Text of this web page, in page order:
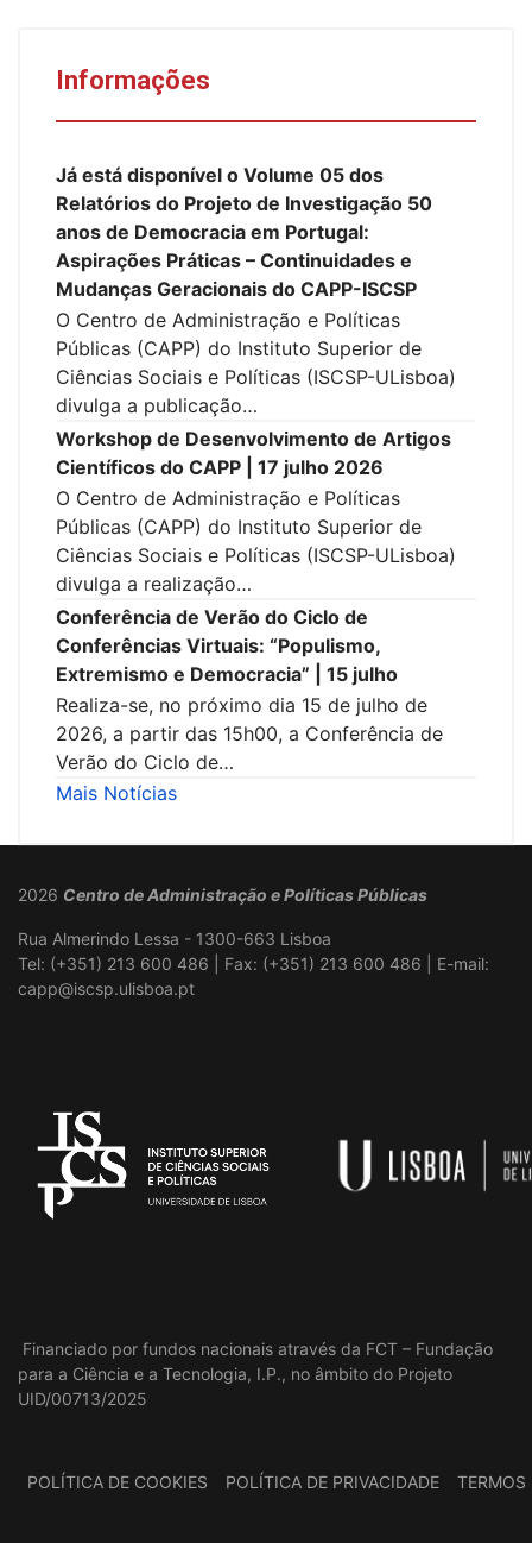
Informações
Já está disponível o Volume 05 dos
Relatórios do Projeto de Investigação 50
anos de Democracia em Portugal:
Aspirações Práticas – Continuidades e
Mudanças Geracionais do CAPP-ISCSP
O Centro de Administração e Políticas
Públicas (CAPP) do Instituto Superior de
Ciências Sociais e Políticas (ISCSP-ULisboa)
divulga a publicação…
Workshop de Desenvolvimento de Artigos
Científicos do CAPP | 17 julho 2026
O Centro de Administração e Políticas
Públicas (CAPP) do Instituto Superior de
Ciências Sociais e Políticas (ISCSP-ULisboa)
divulga a realização…
Conferência de Verão do Ciclo de
Conferências Virtuais: “Populismo,
Extremismo e Democracia” | 15 julho
Realiza-se, no próximo dia 15 de julho de
2026, a partir das 15h00, a Conferência de
Verão do Ciclo de…
Mais Notícias
2026 Centro de Administração e Políticas Públicas
Rua Almerindo Lessa - 1300-663 Lisboa
Tel: (+351) 213 600 486 | Fax: (+351) 213 600 486 | E-mail:
capp@iscsp.ulisboa.pt
Financiado por fundos nacionais através da FCT – Fundação
para a Ciência e a Tecnologia, I.P., no âmbito do Projeto
UID/00713/2025
POLÍTICA DE COOKIES POLÍTICA DE PRIVACIDADE TERMOS